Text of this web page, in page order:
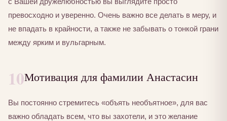
превосходно и уверенно. Очень важно все делать в меру, и
не впадать в крайности, а также не забывать о тонкой грани
между ярким и вульгарным.
10Мотивация для фамилии Анастасин
Вы постоянно стремитесь «объять необъятное», для вас
важно обладать всем, что вы захотели, и это желание